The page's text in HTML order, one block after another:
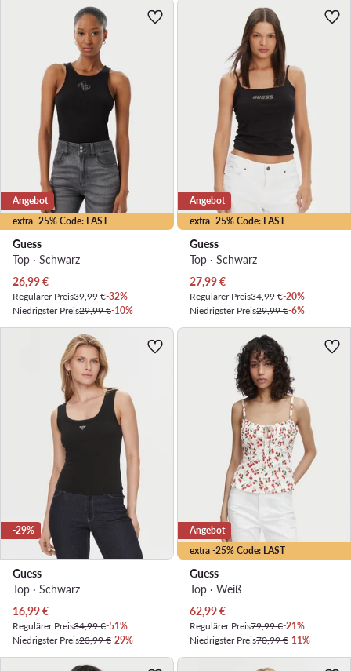
extra -25% Code: LAST
Angebot
Guess
Top · Schwarz
Aktueller Preis
26,99€
Regulärer Preis39,99 €-32%
Niedrigster Preis29,99 €-10%
extra -25% Code: LAST
Angebot
Guess
Top · Schwarz
Aktueller Preis
27,99€
Regulärer Preis34,99 €-20%
Niedrigster Preis29,99 €-6%
-29%
Guess
Top · Schwarz
Aktueller Preis
16,99€
Regulärer Preis34,99 €-51%
Niedrigster Preis23,99 €-29%
extra -25% Code: LAST
Angebot
Guess
Top · Weiß
Aktueller Preis
62,99€
Regulärer Preis79,99 €-21%
Niedrigster Preis70,99 €-11%